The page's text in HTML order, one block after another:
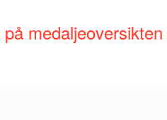
medaljeoversikten